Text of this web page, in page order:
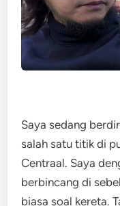
Saya sedang
salah satu titik di
Centraal. Saya
berbincang di
biasa soal kereta.